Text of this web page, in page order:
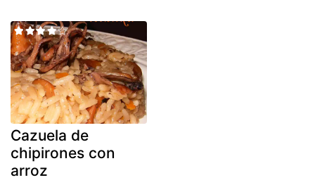
Cazuela de
chipirones con
arroz